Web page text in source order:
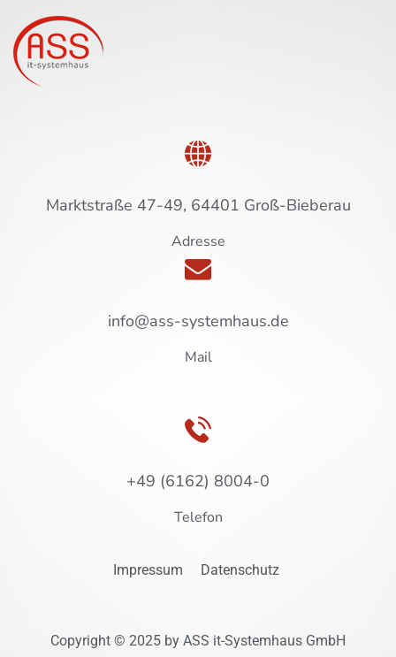
Marktstraße 47-49, 64401 Groß-Bieberau
Adresse
info@ass-systemhaus.de
Mail
+49 (6162) 8004-0
Telefon
Impressum Datenschutz
Copyright © 2025 by ASS it-Systemhaus GmbH